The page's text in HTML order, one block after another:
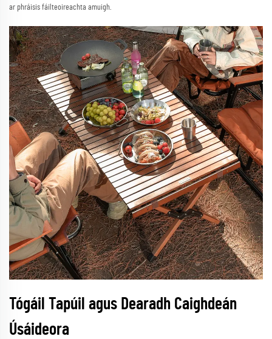
ar phráisis fáilteoireachta amuigh.
Tógáil Tapúil agus Dearadh Caighdeán
Úsáideora